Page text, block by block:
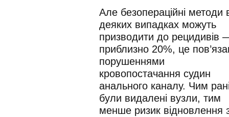
Але безопераційні методи
деяких випадках можуть
призводити до рецидивів
приблизно 20%, це
порушеннями
кровопостачання судин
анального каналу. Чим
були видалені вузли, тим
менше ризик відновлення